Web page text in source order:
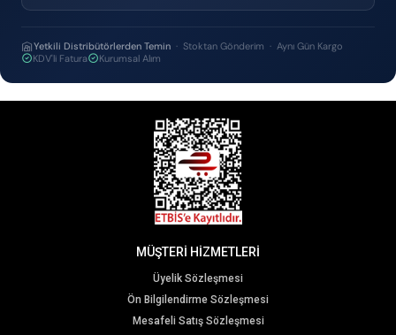
Yetkili Distribütörlerden Temin · Stoktan Gönderim · Aynı Gün Kargo
KDV'li Fatura
Kurumsal Alım
MÜŞTERİ HİZMETLERİ
Üyelik Sözleşmesi
Ön Bilgilendirme Sözleşmesi
Mesafeli Satış Sözleşmesi